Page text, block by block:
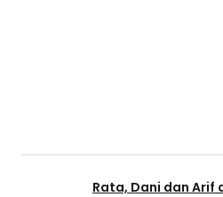
Rata, Dani dan Arif